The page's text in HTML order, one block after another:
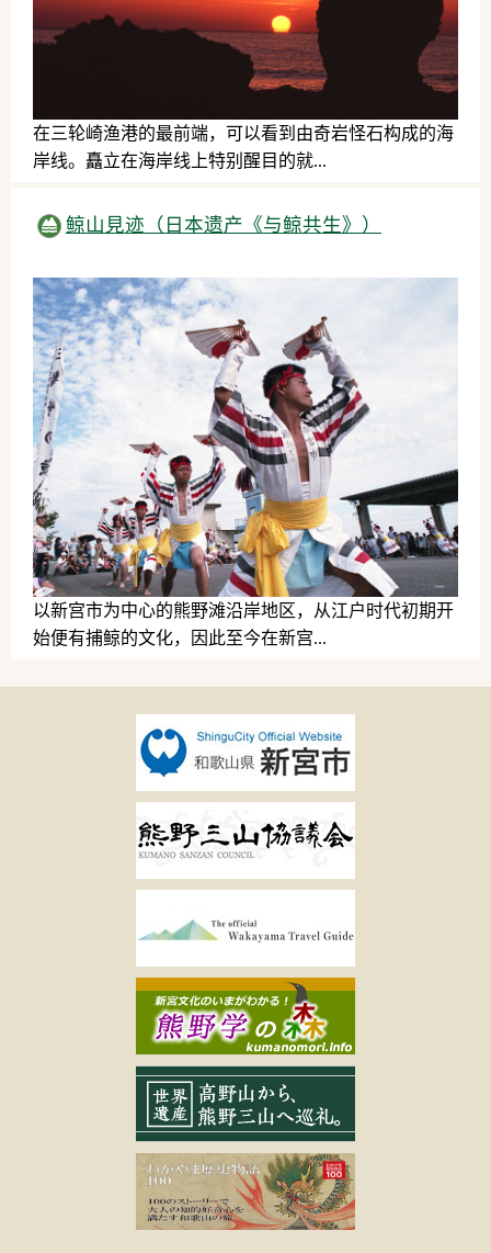
在三轮崎渔港的最前端，可以看到由奇岩怪石构成的海
岸线。矗立在海岸线上特别醒目的就...
鲸山見迹（日本遗产《与鲸共生》）
以新宫市为中心的熊野滩沿岸地区，从江户时代初期开
始便有捕鲸的文化，因此至今在新宫...
历史文化